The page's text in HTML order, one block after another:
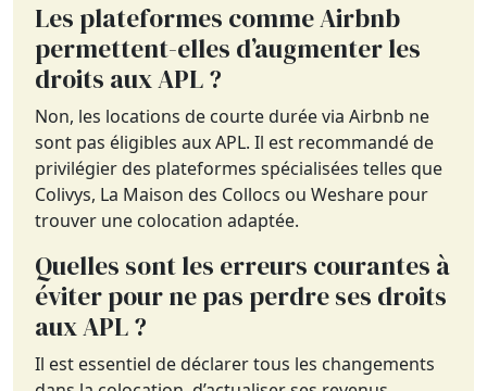
Les plateformes comme Airbnb
permettent-elles d’augmenter les
droits aux APL ?
Non, les locations de courte durée via Airbnb ne
sont pas éligibles aux APL. Il est recommandé de
privilégier des plateformes spécialisées telles que
Colivys, La Maison des Collocs ou Weshare pour
trouver une colocation adaptée.
Quelles sont les erreurs courantes à
éviter pour ne pas perdre ses droits
aux APL ?
Il est essentiel de déclarer tous les changements